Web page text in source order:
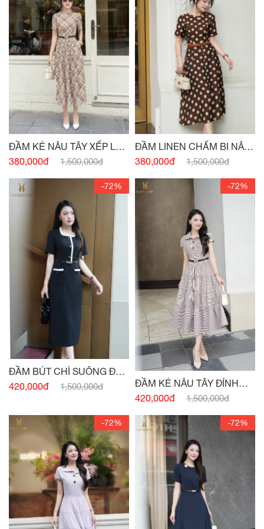
ĐẦM KẺ NÂU TÂY XẾP LY
THÂN
380,000đ 1,500,000đ
ĐẦM LINEN CHẤM BI NÂU
TÂY ĐÍNH CÚC
380,000đ 1,500,000đ
-72%
ĐẦM BÚT CHÌ SUÔNG ĐEN
HAI TÚI
420,000đ 1,500,000đ
-72%
ĐẦM KẺ NÂU TÂY ĐÍNH
CÚC
420,000đ 1,500,000đ
-72% -72%